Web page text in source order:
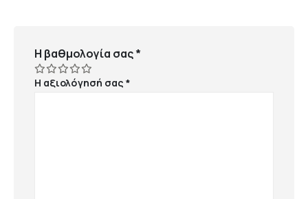
Η βαθμολογία σας*
Η αξιολόγησή σας*